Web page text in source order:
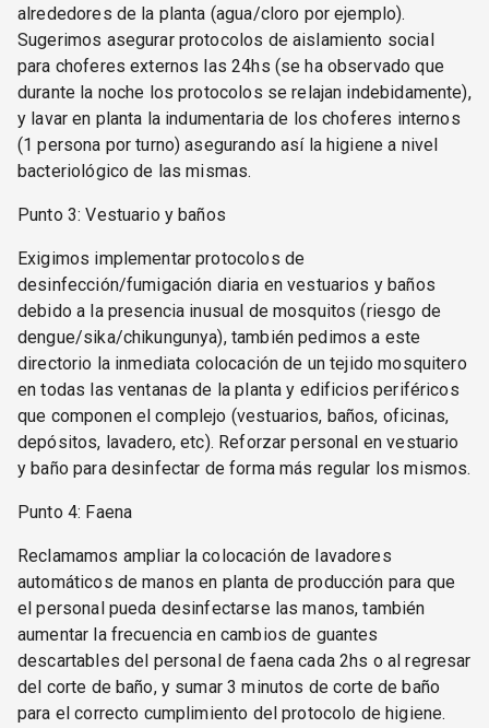
alrededores de la planta (agua/cloro por ejemplo).
Sugerimos asegurar protocolos de aislamiento social
para choferes externos las 24hs (se ha observado que
durante la noche los protocolos se relajan indebidamente),
y lavar en planta la indumentaria de los choferes internos
(1 persona por turno) asegurando así la higiene a nivel
bacteriológico de las mismas.
Punto 3: Vestuario y baños
Exigimos implementar protocolos de
desinfección/fumigación diaria en vestuarios y baños
debido a la presencia inusual de mosquitos (riesgo de
dengue/sika/chikungunya), también pedimos a este
directorio la inmediata colocación de un tejido mosquitero
en todas las ventanas de la planta y edificios periféricos
que componen el complejo (vestuarios, baños, oficinas,
depósitos, lavadero, etc). Reforzar personal en vestuario
y baño para desinfectar de forma más regular los mismos.
Punto 4: Faena
Reclamamos ampliar la colocación de lavadores
automáticos de manos en planta de producción para que
el personal pueda desinfectarse las manos, también
aumentar la frecuencia en cambios de guantes
descartables del personal de faena cada 2hs o al regresar
del corte de baño, y sumar 3 minutos de corte de baño
para el correcto cumplimiento del protocolo de higiene.